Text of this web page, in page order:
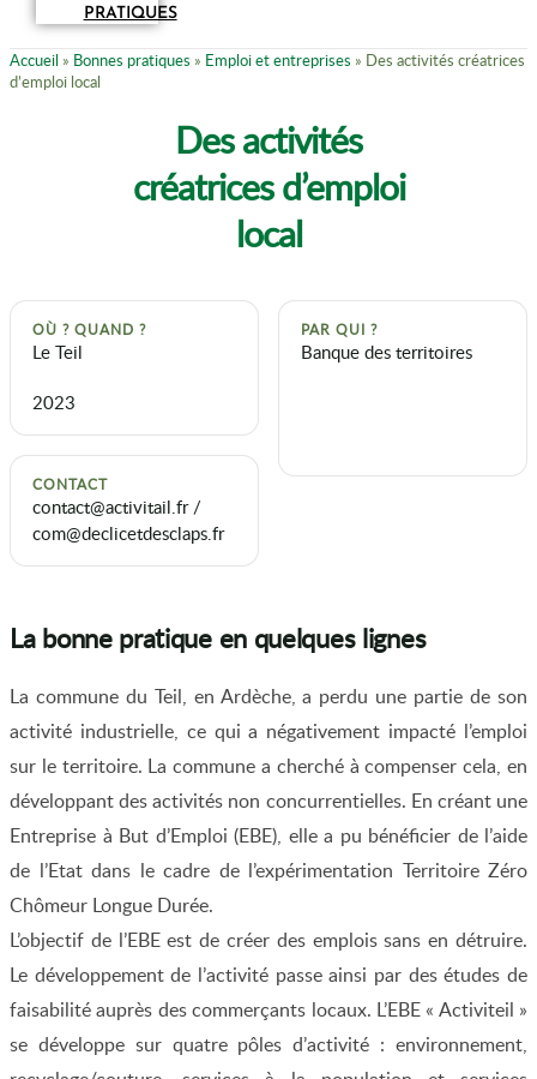
PRATIQUES
Accueil » Bonnes pratiques » Emploi et entreprises » Des activités créatrices
d’emploi local
Des activités
créatrices d’emploi
local
OÙ ? QUAND ?
Le Teil
2023
PAR QUI ?
Banque des territoires
CONTACT
contact@activitail.fr /
com@declicetdesclaps.fr
La bonne pratique en quelques lignes
La commune du Teil, en Ardèche, a perdu une partie de son
activité industrielle, ce qui a négativement impacté l’emploi
sur le territoire. La commune a cherché à compenser cela, en
développant des activités non concurrentielles. En créant une
Entreprise à But d’Emploi (EBE), elle a pu bénéficier de l’aide
de l’Etat dans le cadre de l’expérimentation Territoire Zéro
Chômeur Longue Durée.
L’objectif de l’EBE est de créer des emplois sans en détruire.
Le développement de l’activité passe ainsi par des études de
faisabilité auprès des commerçants locaux. L’EBE « Activiteil »
se développe sur quatre pôles d’activité : environnement,